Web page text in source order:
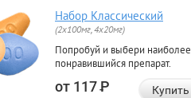
Набор Классический
(2x100мг, 4x20мг)
Попробуй и выбери наиболее
понравившийся препарат.
от 117Р Купить